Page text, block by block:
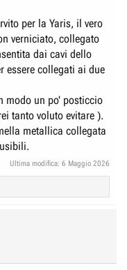
per la Yaris, il vero
verniciato, collegato
dai cavi dello
essere collegati ai due
modo un po' posticcio
tanto voluto evitare ).
metallica collegata
Ultima modifica: 6 Maggio 2026